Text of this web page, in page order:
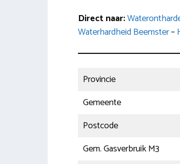
Direct naar:
Waterhardheid Beemster–
Provincie
Gemeente
Postcode
Gem. Gasverbruik M3